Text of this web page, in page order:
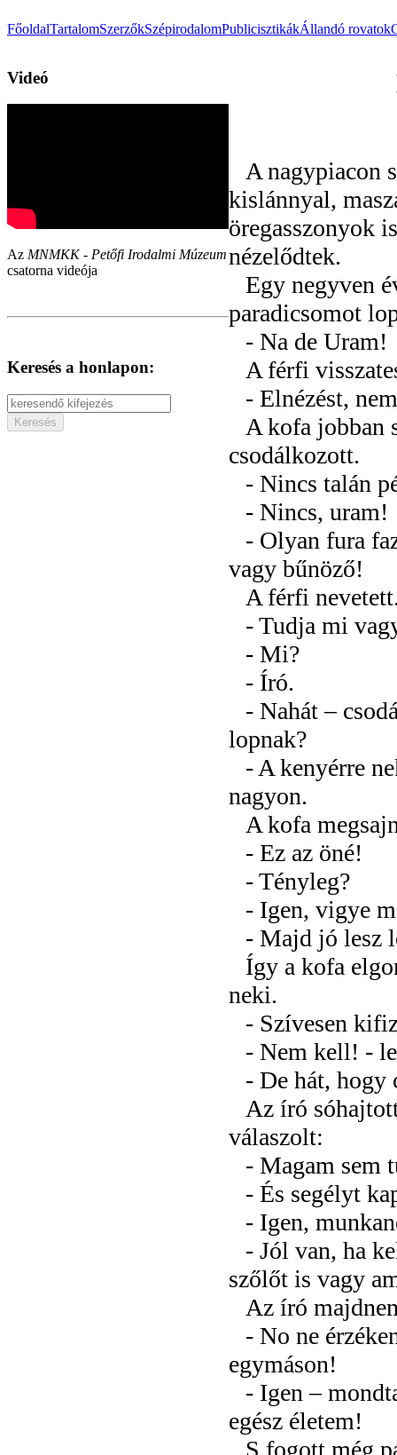
FőoldalTartalomSzerzőkSzépirodalomPublicisztikákÁllandó rovatok
Videó
Az MNMKK - Petőfi Irodalmi Múzeum
csatorna videója
Keresés a honlapon:
A nagypiacon
kislánnyal,
öregasszonyok
nézelődtek.
Egy negyven
paradicsomot
- Na de Uram!
A férfi
- Elnézést,
A kofa jobban
csodálkozott.
- Nincs talán
- Nincs, uram!
- Olyan fura
vagy bűnöző!
A férfi
- Tudja mi
- Mi?
- Író.
- Nahát –
lopnak?
- A kenyérre
nagyon.
A kofa
- Ez az öné!
- Tényleg?
- Igen, vigye
- Majd jó lesz
Így a kofa
neki.
- Szívesen
- Nem kell! -
- De hát, hogy
Az író
válaszolt:
- Magam sem
- És segélyt
- Igen,
- Jól van, ha
szőlőt is vagy
Az író
- No ne
egymáson!
- Igen –
egész életem!